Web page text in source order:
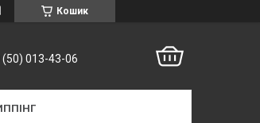
Кошик
(50) 013-43-06